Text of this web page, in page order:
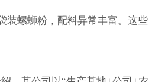
螺蛳粉，配料异常丰富。这些